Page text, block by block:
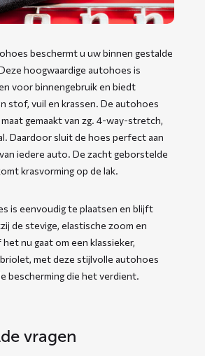
beschermt u uw binnen gestalde
hoogwaardige autohoes is
voor binnengebruik en biedt
stof, vuil en krassen. De autohoes
gemaakt van zg. 4-way-stretch,
Daardoor sluit de hoes perfect aan
iedere auto. De zacht geborstelde
krasvorming op de lak.
is eenvoudig te plaatsen en blijft
de stevige, elastische zoom en
nu gaat om een klassieker,
met deze stijlvolle autohoes
bescherming die het verdient.
vragen